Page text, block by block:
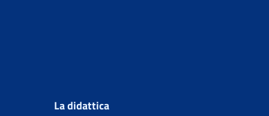
La didattica